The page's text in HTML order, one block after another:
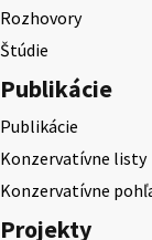
Rozhovory
Štúdie
Publikácie
Publikácie
Konzervatívne listy
Konzervatívne
Projekty